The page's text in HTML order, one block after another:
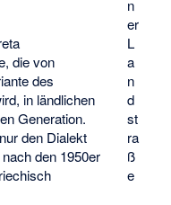
n
er
L
a
n
d
st
ra
ß
e
die von
des
in ländlichen
Generation.
den Dialekt
den 1950er